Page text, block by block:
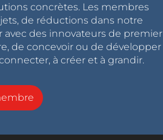
concrètes. Les membres
de réductions dans notre
des innovateurs de premier
de concevoir ou de développer
à créer et à grandir.